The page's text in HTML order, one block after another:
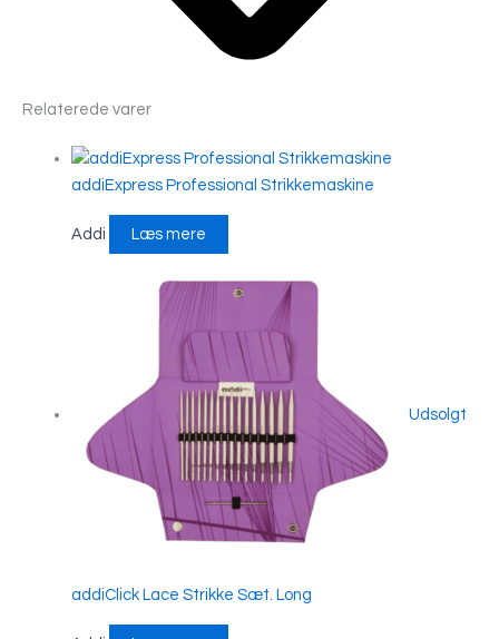
Relaterede varer
addiExpress Professional Strikkemaskine
Addi Læs mere
Udsolgt
addiClick Lace Strikke Sæt. Long